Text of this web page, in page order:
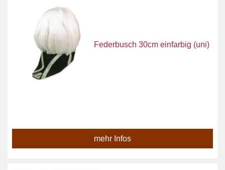
Federbusch 30cm einfarbig (uni)
mehr Infos